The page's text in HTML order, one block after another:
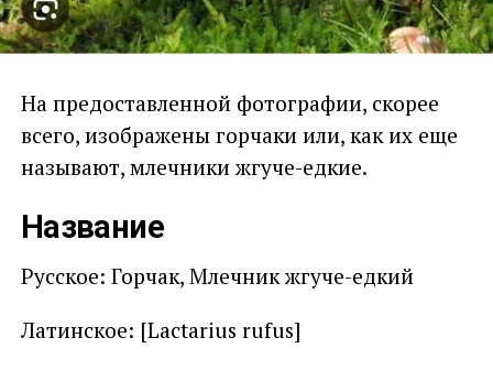
На предоставленной фотографии, скорее
всего, изображены горчаки или, как их еще
называют, млечники жгуче-едкие.
Название
Русское: Горчак, Млечник жгуче-едкий
Латинское: [Lactarius rufus]